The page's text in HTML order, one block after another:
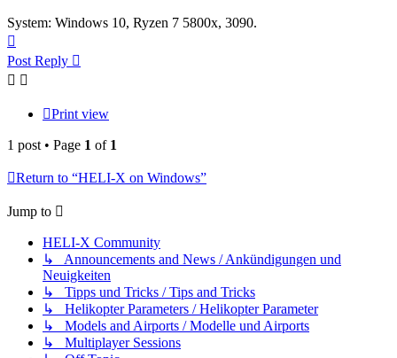
System: Windows 10, Ryzen 7 5800x, 3090.
Post Reply
Print view
1 post • Page 1 of 1
Return to “HELI-X on Windows”
Jump to
HELI-X Community
↳ Announcements and News / Ankündigungen und
Neuigkeiten
↳ Tipps und Tricks / Tips and Tricks
↳ Helikopter Parameters / Helikopter Parameter
↳ Models and Airports / Modelle und Airports
↳ Multiplayer Sessions